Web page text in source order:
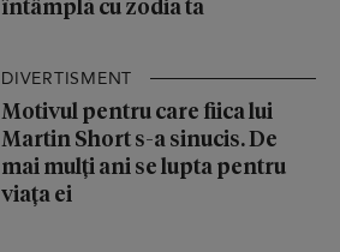
întâmplă cu zodia ta
DIVERTISMENT
Motivul pentru care fiica lui
Martin Short s-a sinucis. De
mai mulți ani se lupta pentru
viața ei